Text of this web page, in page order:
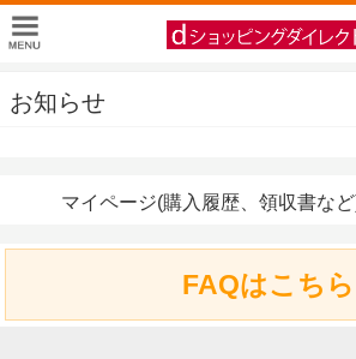
お知らせ
マイページ(購入履歴、領収書な
FAQはこちら